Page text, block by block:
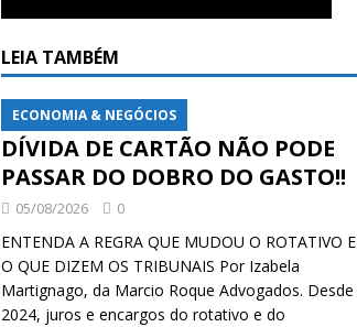
LEIA TAMBÉM
ECONOMIA & NEGÓCIOS
DÍVIDA DE CARTÃO NÃO PODE
PASSAR DO DOBRO DO GASTO!!
05/08/2026 0
ENTENDA A REGRA QUE MUDOU O ROTATIVO E
O QUE DIZEM OS TRIBUNAIS Por Izabela
Martignago, da Marcio Roque Advogados. Desde
2024, juros e encargos do rotativo e do